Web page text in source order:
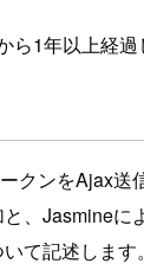
ら1年以上経
クンをAjax送
、Jasmine
て記述します。